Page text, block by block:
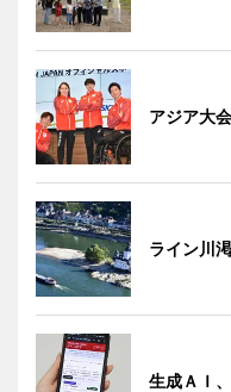
アジア大
ライン川
生成ＡＩ